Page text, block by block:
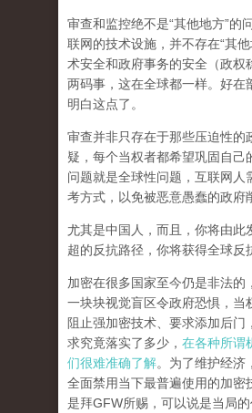
审查和监控绝不是“其他地方”的
联网的技术设施，并不存在“其
术安全和政府事务的安全（政权
两码事，这在全球都一样。好在
明白这点了。
审查并非只存在于那些压迫性的
疑，每个当权者都希望巩固自己
问题就是全球性问题，互联网人
考方式，以免被恶意愚蠢的政府
尤其是中国人，而且，你将由此
超的反抗路径，你将获得全球反
加密在很多国家至今仍是非法的
一块块视觉盲区令政府恐惧，当
阻止强加密技术、要求添加后门
求究竟落实了多少， 在各种所谓
们很难准确了解。为了维护经济
全面禁用当下最普遍使用的加密
是拜GFW所赐，可以说是当局